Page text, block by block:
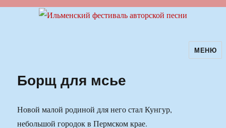
Ильменский фестиваль авторскойМЕНЮ
Борщ для мсье
Новой малой родиной для него стал Кунгур,
небольшой городок в Пермском крае.